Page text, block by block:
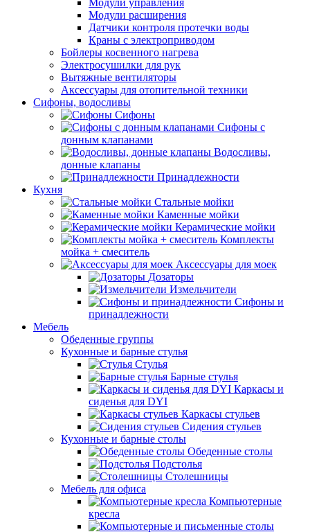
Модули управления
Модули расширения
Датчики контроля протечки воды
Краны с электроприводом
Бойлеры косвенного нагрева
Электросушилки для рук
Вытяжные вентиляторы
Аксессуары для отопительной техники
Сифоны, водосливы
Сифоны
Сифоны с
донным клапанами
Водосливы,
донные клапаны
Принадлежности
Кухня
Стальные мойки
Каменные мойки
Керамические мойки
Комплекты
мойка + смеситель
Аксессуары для моек
Дозаторы
Измельчители
Сифоны и
принадлежности
Мебель
Обеденные группы
Кухонные и барные стулья
Стулья
Барные стулья
Каркасы и
сиденья для DYI
Каркасы стульев
Сидения стульев
Кухонные и барные столы
Обеденные столы
Подстолья
Столешницы
Мебель для офиса
Компьютерные
кресла